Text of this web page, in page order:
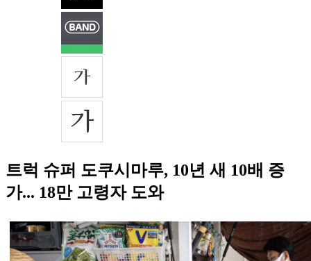
트럭 슈퍼 도쿠시마루, 10년 새 10배 증
가... 18만 고령자 도와